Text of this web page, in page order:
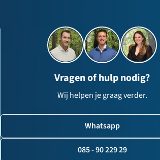
Vragen of hulp nodig?
Wij helpen je graag verder.
Whatsapp
085 - 90 229 29